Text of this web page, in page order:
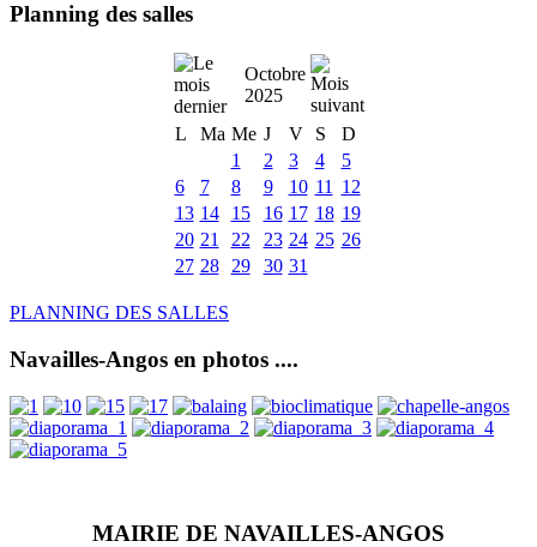
Planning des salles
Octobre
2025
L
Ma Me J V S
D
1
2 3 4
5
6
7 8 9 10 11
12
13 14 15 16 17 18 19
20 21 22 23 24 25 26
27 28 29 30 31
PLANNING DES SALLES
Navailles-Angos en photos ....
MAIRIE DE NAVAILLES-ANGOS